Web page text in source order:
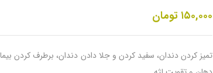
۱۵۰,۰۰۰تومان
تمیز کردن دندان، سفید کردن و جلا دادن دندان، برطرف کردن